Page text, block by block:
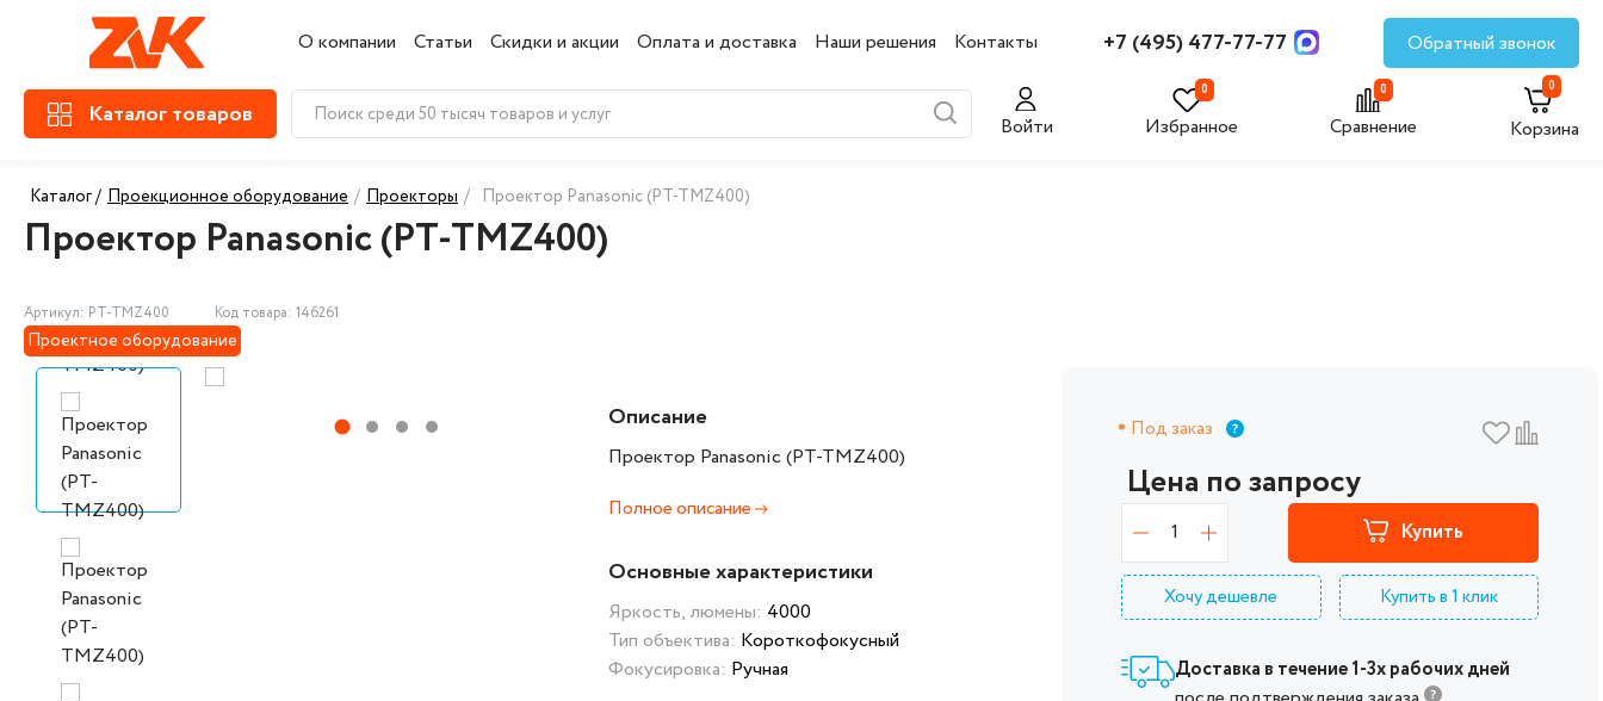
О компании Статьи Скидки и акции Оплата и доставка Наши решения Контакты +7 (495) 477-77-77 Обратный звонок
Каталог товаров Войти
0
Избранное
0
Сравнение
0
Корзина
Каталог / Проекционное оборудование / Проекторы / Проектор Panasonic (PT-TMZ400)
Проектор Panasonic (PT-TMZ400)
Артикул: PT-TMZ400 Код товара: 146261
Проектное оборудование
Описание
Проектор Panasonic (PT-TMZ400)
Полное описание
Основные характеристики
Яркость, люмены: 4000
Тип объектива: Короткофокусный
Фокусировка: Ручная
Под заказ
Цена по запросу
1 Купить
Хочу дешевле Купить в 1 клик
Доставка в течение 1-3х рабочих дней